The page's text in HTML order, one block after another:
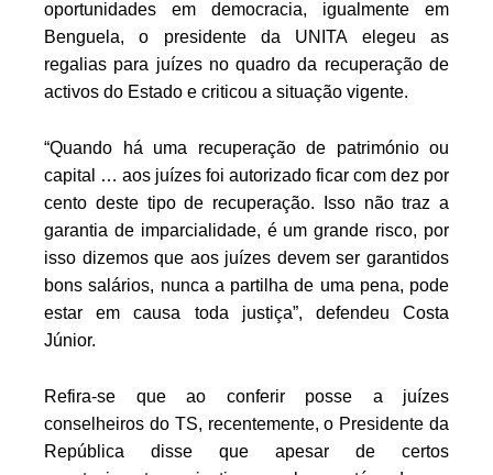
oportunidades em democracia, igualmente em
Benguela, o presidente da UNITA elegeu as
regalias para juízes no quadro da recuperação de
activos do Estado e criticou a situação vigente.
“Quando há uma recuperação de património ou
capital … aos juízes foi autorizado ficar com dez por
cento deste tipo de recuperação. Isso não traz a
garantia de imparcialidade, é um grande risco, por
isso dizemos que aos juízes devem ser garantidos
bons salários, nunca a partilha de uma pena, pode
estar em causa toda justiça”, defendeu Costa
Júnior.
Refira-se que ao conferir posse a juízes
conselheiros do TS, recentemente, o Presidente da
República disse que apesar de certos